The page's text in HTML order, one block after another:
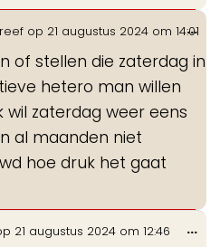
op 21 augustus 2024 om 14:01
of stellen die zaterdag in
hetero man willen
wil zaterdag weer eens
al maanden niet
hoe druk het gaat
...
21 augustus 2024 om 12:46 ...